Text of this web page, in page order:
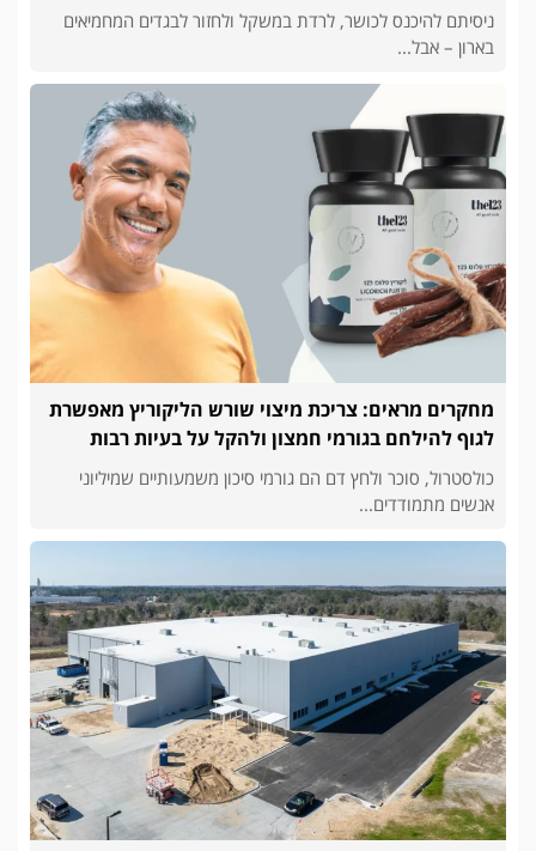
ניסיתם להיכנס לכושר, לרדת במשקל ולחזור לבגדים המחמיאים
בארון – אבל...
מחקרים מראים: צריכת מיצוי שורש הליקוריץ מאפשרת
לגוף להילחם בגורמי חמצון ולהקל על בעיות רבות
כולסטרול, סוכר ולחץ דם הם גורמי סיכון משמעותיים שמיליוני
אנשים מתמודדים...